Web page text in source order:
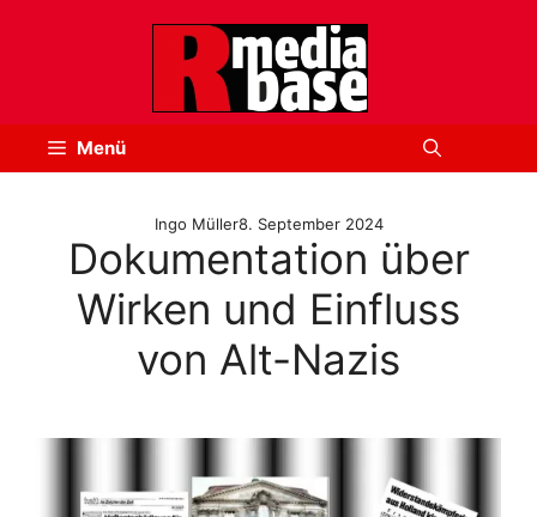
Menü
Ingo Müller8. September 2024
Dokumentation über
Wirken und Einfluss
von Alt-Nazis